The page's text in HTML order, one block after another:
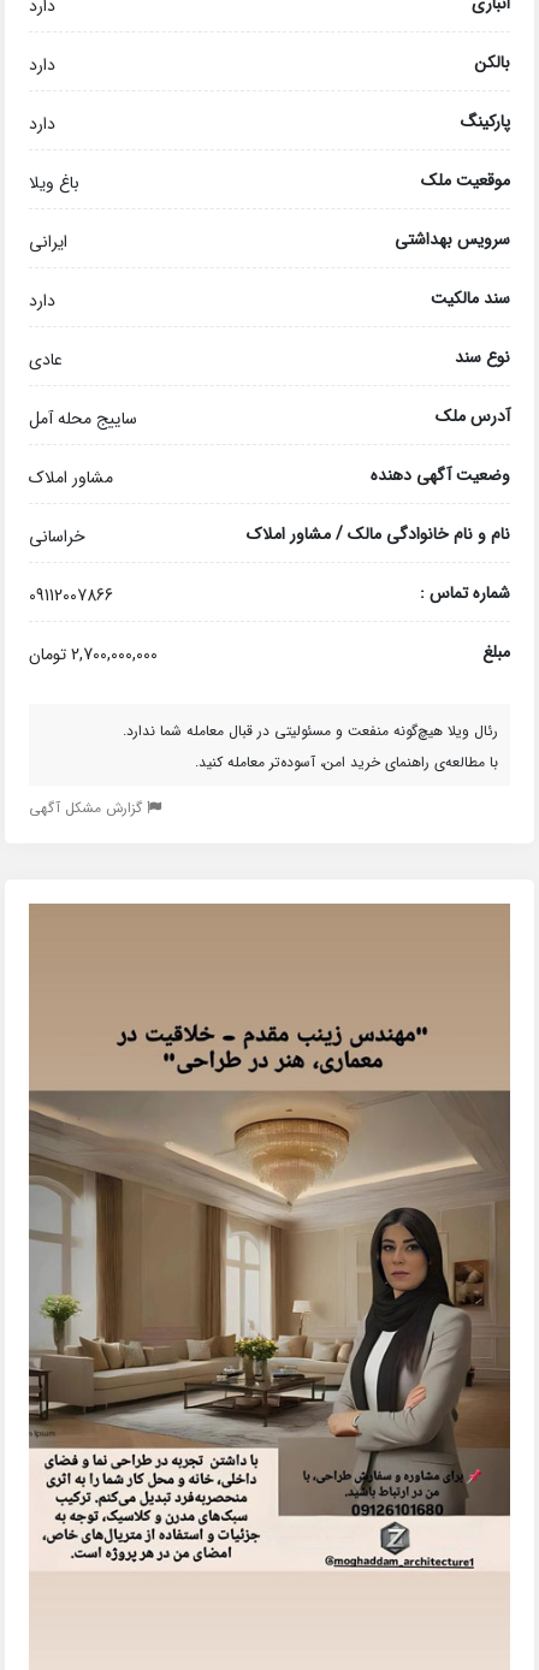
دارد
بالکن دارد
پارکینگ دارد
موقعیت ملک باغ ویلا
سرویس بهداشتی ایرانی
سند مالکیت دارد
نوع سند عادی
آدرس ملک ساییج محله آمل
وضعیت آگهی دهنده مشاور املاک
نام و نام خانوادگی مالک / مشاور املاک خراسانی
شماره تماس : 09112007866
مبلغ 2,700,000,000 تومان
رئال ویلا هیچ‌گونه منفعت و مسئولیتی در قبال معامله شما ندارد.
با مطالعه‌ی راهنمای خرید امن، آسوده‌تر معامله کنید.
گزارش مشکل آگهی